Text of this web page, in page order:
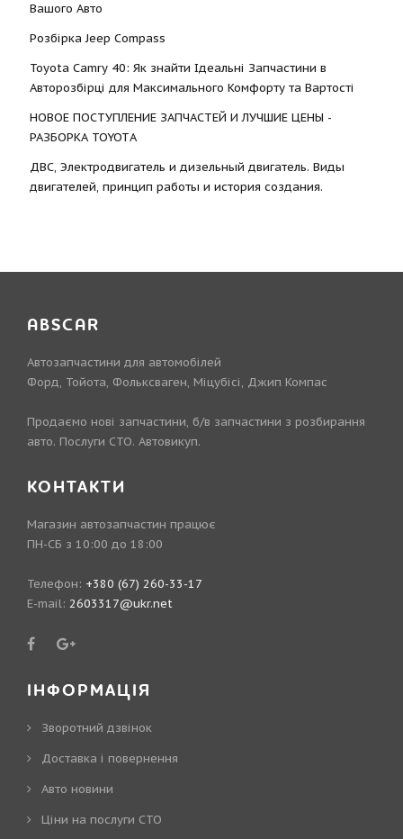
Вашого Авто
Розбірка Jeep Compass
Toyota Camry 40: Як знайти Ідеальні Запчастини в
Авторозбірці для Максимального Комфорту та Вартості
НОВОЕ ПОСТУПЛЕНИЕ ЗАПЧАСТЕЙ И ЛУЧШИЕ ЦЕНЫ -
РАЗБОРКА TOYOTА
ДВС, Электродвигатель и дизельный двигатель. Виды
двигателей, принцип работы и история создания.
ABSCAR
Автозапчастини для автомобілей
Форд, Тойота, Фольксваген, Міцубісі, Джип Компас
Продаємо нові запчастини, б/в запчастини з розбирання
авто. Послуги СТО. Автовикуп.
КОНТАКТИ
Магазин автозапчастин працює
ПН-СБ з 10:00 до 18:00
Телефон: +380 (67) 260-33-17
E-mail: 2603317@ukr.net
ІНФОРМАЦІЯ
Зворотний дзвінок
Доставка і повернення
Авто новини
Ціни на послуги СТО